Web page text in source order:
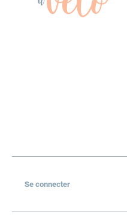
Se connecter